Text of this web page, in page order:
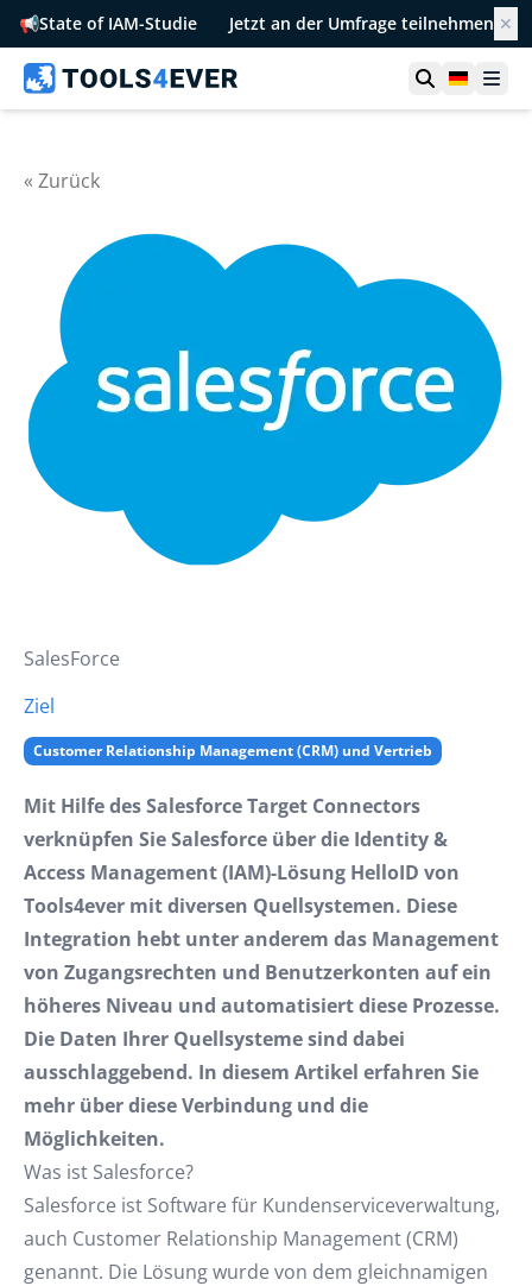
📢State of IAM-Studie Jetzt an der Umfrage teilnehmen ✕
Suche
« Zurück
SalesForce
Ziel
Customer Relationship Management (CRM) und Vertrieb
Mit Hilfe des Salesforce Target Connectors
verknüpfen Sie Salesforce über die Identity &
Access Management (IAM)-Lösung HelloID von
Tools4ever mit diversen Quellsystemen. Diese
Integration hebt unter anderem das Management
von Zugangsrechten und Benutzerkonten auf ein
höheres Niveau und automatisiert diese Prozesse.
Die Daten Ihrer Quellsysteme sind dabei
ausschlaggebend. In diesem Artikel erfahren Sie
mehr über diese Verbindung und die
Möglichkeiten.
Was ist Salesforce?
Salesforce ist Software für Kundenserviceverwaltung,
auch Customer Relationship Management (CRM)
genannt. Die Lösung wurde von dem gleichnamigen